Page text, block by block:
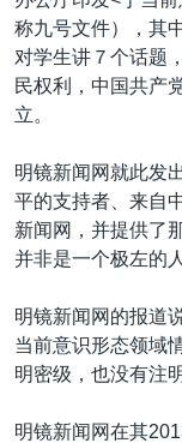
称九号文件），其
对学生讲７个话题
民权利，中国共产
立。
明镜新闻网就此发
平的支持者、来自
新闻网，并提供了
并非是一个极左的人
明镜新闻网的报道
当前意识形态领域
明密级，也没有注
明镜新闻网在其